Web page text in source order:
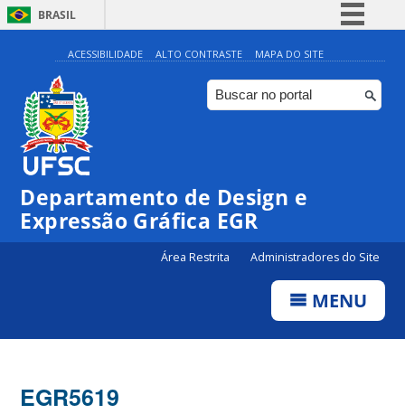
BRASIL
Simplifique!
Comunica BR
Participe
Canais
ACESSIBILIDADE ALTO CONTRASTE MAPA DO SITE
Departamento de Design e
Expressão Gráfica EGR
Área Restrita Administradores do Site
MENU
EGR5619